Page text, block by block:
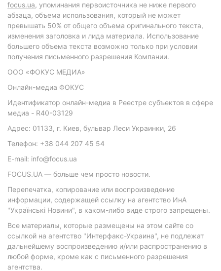
focus.ua, упоминания первоисточника не ниже первого
абзаца, объема использования, который не может
превышать 50% от общего объема оригинального текста,
изменения заголовка и лида материала. Использование
большего объема текста возможно только при условии
получения письменного разрешения Компании.
ООО «ФОКУС МЕДИА»
Онлайн-медиа ФОКУС
Идентификатор онлайн-медиа в Реестре субъектов в сфере
медиа - R40-03129
Адрес: 01133, г. Киев, бульвар Леси Украинки, 26
Телефон: +38 044 207 45 54
E-mail: info@focus.ua
FOCUS.UA — больше чем просто новости.
Перепечатка, копирование или воспроизведение
информации, содержащей ссылку на агентство ИнА
"Українські Новини", в каком-либо виде строго запрещены.
Все материалы, которые размещены на этом сайте со
ссылкой на агентство "Интерфакс-Украина", не подлежат
дальнейшему воспроизведению и/или распространению в
любой форме, кроме как с письменного разрешения
агентства.